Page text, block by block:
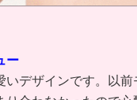
ー
いデザインです。以